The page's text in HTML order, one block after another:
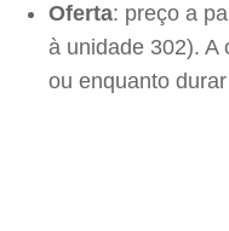
Oferta: preço a
à unidade 302). A
ou enquanto